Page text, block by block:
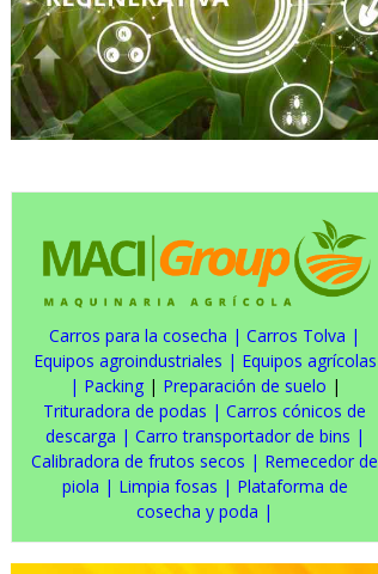
Carros para la cosecha | Carros Tolva |
Equipos agroindustriales | Equipos agrícolas
| Packing| Preparación de suelo |
Trituradora de podas | Carros cónicos de
descarga | Carro transportador de bins |
Calibradora de frutos secos | Remecedor de
piola | Limpia fosas | Plataforma de
cosecha y poda |